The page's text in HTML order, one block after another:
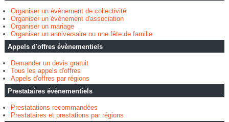
Organiser un évènement de collectivité
Organiser un évènement d'association
Organiser un mariage
Organiser un anniversaire ou une fête de famille
Appels d'offres évènementiels
Demander un devis gratuit
Tous les appels d'offres
Appels d'offres par régions
Prestataires évènementiels
Prestatations recommandées
Prestataires et prestations par régions